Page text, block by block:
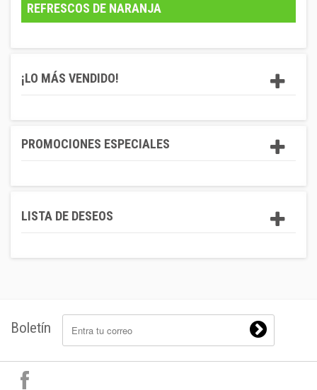
REFRESCOS DE NARANJA
¡LO MÁS VENDIDO!
PROMOCIONES ESPECIALES
LISTA DE DESEOS
Boletín